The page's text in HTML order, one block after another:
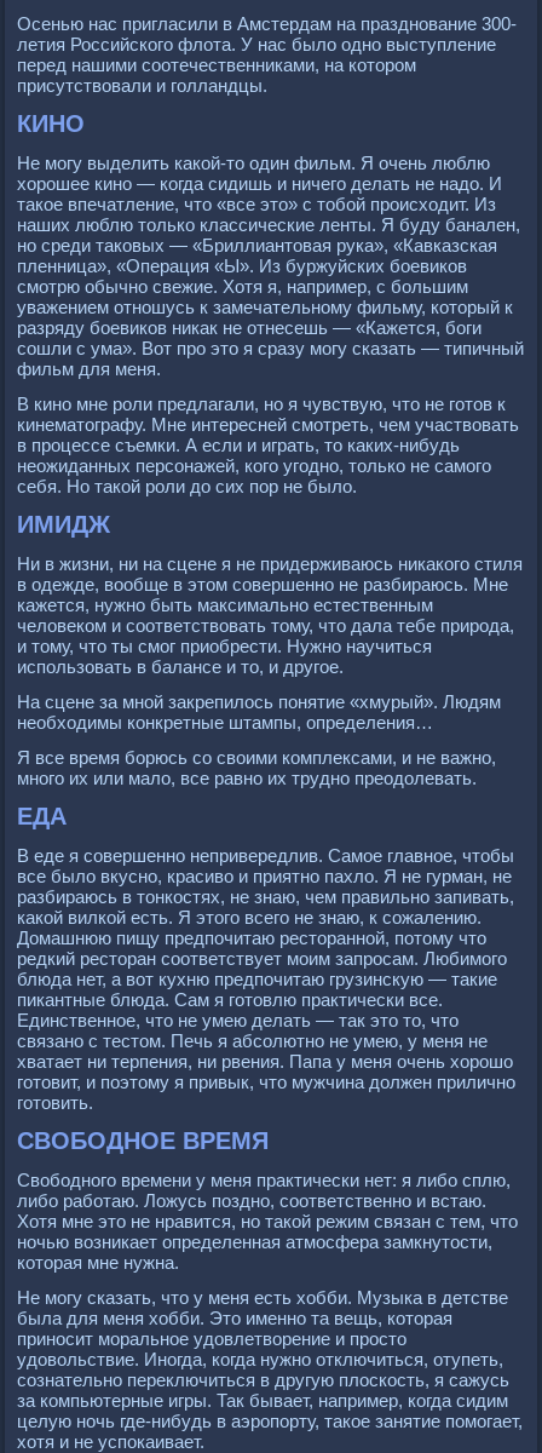
Осенью нас пригласили в Амстердам на празднование 300-
летия Российского флота. У нас было одно выступление
перед нашими соотечественниками, на котором
присутствовали и голландцы.
КИНО
Не могу выделить какой-то один фильм. Я очень люблю
хорошее кино — когда сидишь и ничего делать не надо. И
такое впечатление, что «все это» с тобой происходит. Из
наших люблю только классические ленты. Я буду банален,
но среди таковых — «Бриллиантовая рука», «Кавказская
пленница», «Операция «Ы». Из буржуйских боевиков
смотрю обычно свежие. Хотя я, например, с большим
уважением отношусь к замечательному фильму, который к
разряду боевиков никак не отнесешь — «Кажется, боги
сошли с ума». Вот про это я сразу могу сказать — типичный
фильм для меня.
В кино мне роли предлагали, но я чувствую, что не готов к
кинематографу. Мне интересней смотреть, чем участвовать
в процессе съемки. А если и играть, то каких-нибудь
неожиданных персонажей, кого угодно, только не самого
себя. Но такой роли до сих пор не было.
ИМИДЖ
Ни в жизни, ни на сцене я не придерживаюсь никакого стиля
в одежде, вообще в этом совершенно не разбираюсь. Мне
кажется, нужно быть максимально естественным
человеком и соответствовать тому, что дала тебе природа,
и тому, что ты смог приобрести. Нужно научиться
использовать в балансе и то, и другое.
На сцене за мной закрепилось понятие «хмурый». Людям
необходимы конкретные штампы, определения…
Я все время борюсь со своими комплексами, и не важно,
много их или мало, все равно их трудно преодолевать.
ЕДА
В еде я совершенно непривередлив. Самое главное, чтобы
все было вкусно, красиво и приятно пахло. Я не гурман, не
разбираюсь в тонкостях, не знаю, чем правильно запивать,
какой вилкой есть. Я этого всего не знаю, к сожалению.
Домашнюю пищу предпочитаю ресторанной, потому что
редкий ресторан соответствует моим запросам. Любимого
блюда нет, а вот кухню предпочитаю грузинскую — такие
пикантные блюда. Сам я готовлю практически все.
Единственное, что не умею делать — так это то, что
связано с тестом. Печь я абсолютно не умею, у меня не
хватает ни терпения, ни рвения. Папа у меня очень хорошо
готовит, и поэтому я привык, что мужчина должен прилично
готовить.
СВОБОДНОЕ ВРЕМЯ
Свободного времени у меня практически нет: я либо сплю,
либо работаю. Ложусь поздно, соответственно и встаю.
Хотя мне это не нравится, но такой режим связан с тем, что
ночью возникает определенная атмосфера замкнутости,
которая мне нужна.
Не могу сказать, что у меня есть хобби. Музыка в детстве
была для меня хобби. Это именно та вещь, которая
приносит моральное удовлетворение и просто
удовольствие. Иногда, когда нужно отключиться, отупеть,
сознательно переключиться в другую плоскость, я сажусь
за компьютерные игры. Так бывает, например, когда сидим
целую ночь где-нибудь в аэропорту, такое занятие помогает,
хотя и не успокаивает.